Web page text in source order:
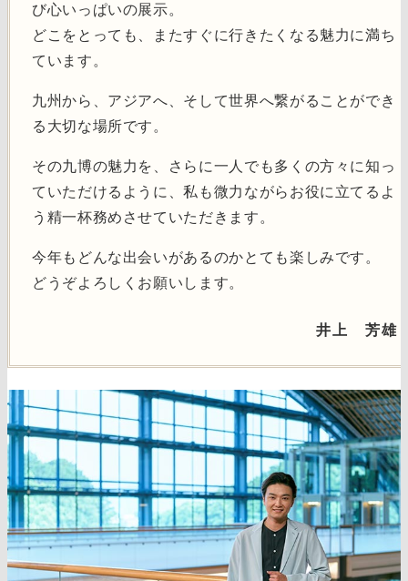
び心いっぱいの展示。
どこをとっても、またすぐに行きたくなる魅力に満ち
ています。
九州から、アジアへ、そして世界へ繋がることができ
る大切な場所です。
その九博の魅力を、さらに一人でも多くの方々に知っ
ていただけるように、私も微力ながらお役に立てるよ
う精一杯務めさせていただきます。
今年もどんな出会いがあるのかとても楽しみです。
どうぞよろしくお願いします。
井上 芳雄